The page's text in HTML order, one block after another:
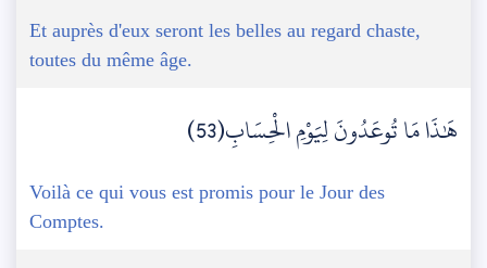
Et auprès d'eux seront les belles au regard chaste,
toutes du même âge.
هَٰذَا مَا تُوعَدُونَ لِيَوْمِ الْحِسَابِ(53)
Voilà ce qui vous est promis pour le Jour des
Comptes.